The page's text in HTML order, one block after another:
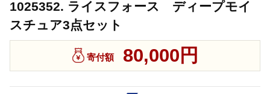
1025352. ライスフォース ディープモイ
スチュア3点セット
寄付額 80,000円